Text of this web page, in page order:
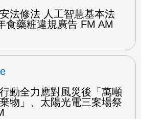
法修法 人工智慧基本法
食藥粧違規廣告 FM AM
動全力應對風災後「萬噸
物」、太陽光電三案場祭